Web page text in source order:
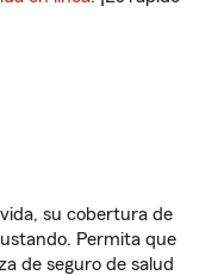
su cobertura de
Permita que
de seguro de salud